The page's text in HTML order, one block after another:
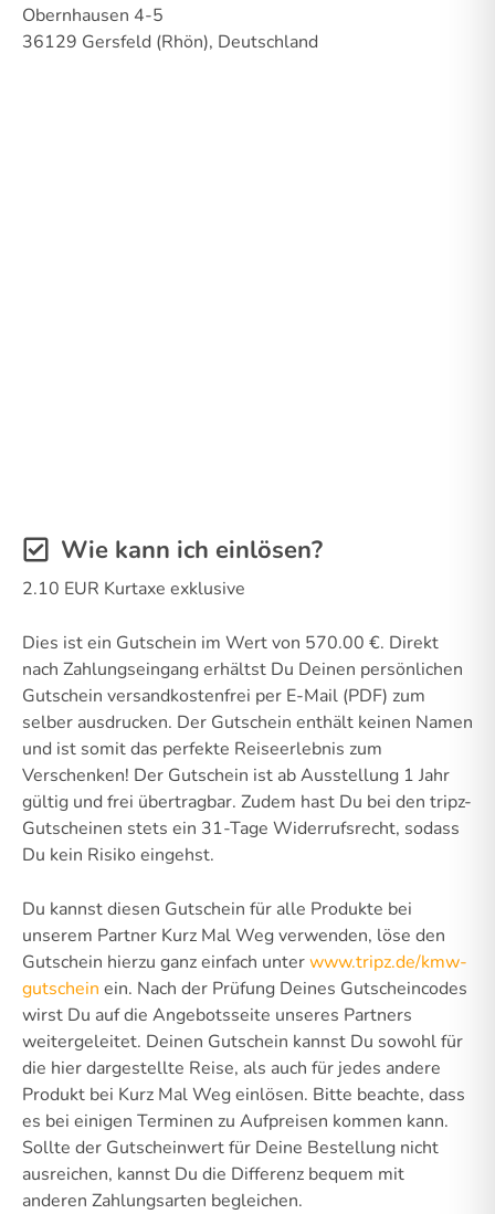
Obernhausen 4-5
36129 Gersfeld (Rhön), Deutschland
Wie kann ich einlösen?
2.10 EUR Kurtaxe exklusive
Dies ist ein Gutschein im Wert von 570.00 €. Direkt
nach Zahlungseingang erhältst Du Deinen persönlichen
Gutschein versandkostenfrei per E-Mail (PDF) zum
selber ausdrucken. Der Gutschein enthält keinen Namen
und ist somit das perfekte Reiseerlebnis zum
Verschenken! Der Gutschein ist ab Ausstellung 1 Jahr
gültig und frei übertragbar. Zudem hast Du bei den tripz-
Gutscheinen stets ein 31-Tage Widerrufsrecht, sodass
Du kein Risiko eingehst.
Du kannst diesen Gutschein für alle Produkte bei
unserem Partner Kurz Mal Weg verwenden, löse den
Gutschein hierzu ganz einfach unterwww.tripz.de/kmw-
gutschein ein. Nach der Prüfung Deines Gutscheincodes
wirst Du auf die Angebotsseite unseres Partners
weitergeleitet. Deinen Gutschein kannst Du sowohl für
die hier dargestellte Reise, als auch für jedes andere
Produkt bei Kurz Mal Weg einlösen. Bitte beachte, dass
es bei einigen Terminen zu Aufpreisen kommen kann.
Sollte der Gutscheinwert für Deine Bestellung nicht
ausreichen, kannst Du die Differenz bequem mit
anderen Zahlungsarten begleichen.